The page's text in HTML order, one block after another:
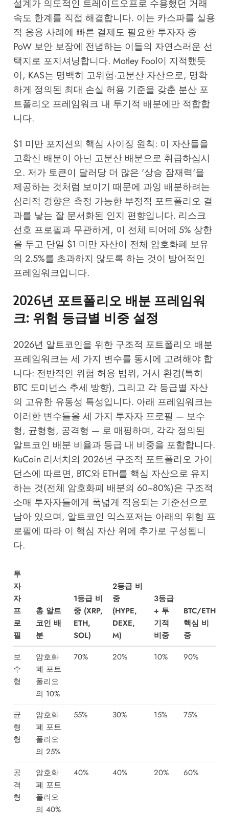
설계가 의도적인 트레이드오프로 수용했던 거래
속도 한계를 직접 해결합니다. 이는 카스파를 실용
적 응용 사례에 빠른 결제도 필요한 투자자 중
PoW 보안 보장에 전념하는 이들의 자연스러운 선
택지로 포지셔닝합니다. Motley Fool이 지적했듯
이, KAS는 명백히 고위험·고분산 자산으로, 명확
하게 정의된 최대 손실 허용 기준을 갖춘 분산 포
트폴리오 프레임워크 내 투기적 배분에만 적합합
니다.
$1 미만 포지션의 핵심 사이징 원칙: 이 자산들을
고확신 배분이 아닌 고분산 배분으로 취급하십시
오. 저가 토큰이 달러당 더 많은 '상승 잠재력'을
제공하는 것처럼 보이기 때문에 과잉 배분하려는
심리적 경향은 측정 가능한 부정적 포트폴리오 결
과를 낳는 잘 문서화된 인지 편향입니다. 리스크
선호 프로필과 무관하게, 이 전체 티어에 5% 상한
을 두고 단일 $1 미만 자산이 전체 암호화폐 보유
의 2.5%를 초과하지 않도록 하는 것이 방어적인
프레임워크입니다.
2026년 포트폴리오 배분 프레임워
크: 위험 등급별 비중 설정
2026년 알트코인을 위한 구조적 포트폴리오 배분
프레임워크는 세 가지 변수를 동시에 고려해야 합
니다: 전반적인 위험 허용 범위, 거시 환경(특히
BTC 도미넌스 추세 방향), 그리고 각 등급별 자산
의 고유한 유동성 특성입니다. 아래 프레임워크는
이러한 변수들을 세 가지 투자자 프로필 — 보수
형, 균형형, 공격형 — 로 매핑하며, 각각 정의된
알트코인 배분 비율과 등급 내 비중을 포함합니다.
KuCoin 리서치의 2026년 구조적 포트폴리오 가이
던스에 따르면, BTC와 ETH를 핵심 자산으로 유지
하는 것(전체 암호화폐 배분의 60~80%)은 구조적
소매 투자자들에게 폭넓게 적용되는 기준선으로
남아 있으며, 알트코인 익스포저는 아래의 위험 프
로필에 따라 이 핵심 자산 위에 추가로 구성됩니
다.
투
자
자
프
로
필
총 알트
코인 배
분
1등급 비
중 (XRP,
ETH,
SOL)
2등급 비
중
(HYPE,
DEXE,
M)
3등급
+ 투
기적
비중
BTC/ETH
핵심 비
중
보
수
형
암호화
폐 포트
폴리오
의 10%
70% 20% 10% 90%
균
형
형
암호화
폐 포트
폴리오
의 25%
55% 30% 15% 75%
공
격
형
암호화
폐 포트
폴리오
의 40%
40% 40% 20% 60%